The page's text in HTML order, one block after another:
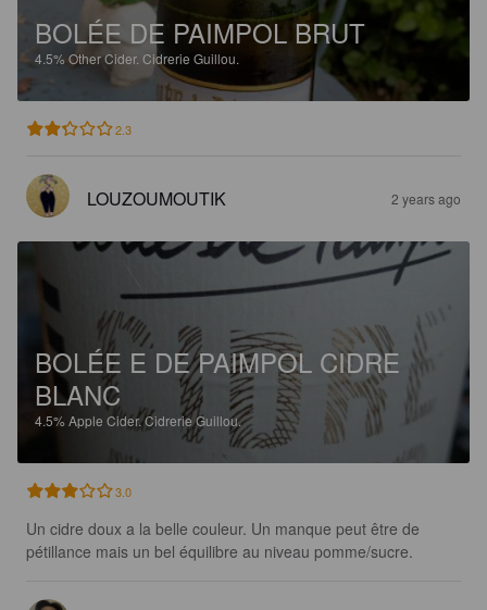
BOLÉE DE PAIMPOL BRUT
4.5% Other Cider. Cidrerie Guillou.
2.3
LOUZOUMOUTIK 2 years ago
BOLÉE E DE PAIMPOL CIDRE
BLANC
4.5%Apple Cider.Cidrerie Guillou.
3.0
Un cidre doux a la belle couleur. Un manque peut être de
pétillance mais un bel équilibre au niveau pomme/sucre.